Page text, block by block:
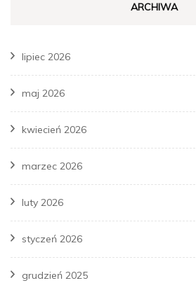
ARCHIWA
lipiec 2026
maj 2026
kwiecień 2026
marzec 2026
luty 2026
styczeń 2026
grudzień 2025